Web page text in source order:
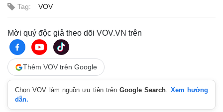
Cuộc sống đó đây
Tag: VOV
Mời quý độc giả theo dõi VOV.VN trên
Thêm VOV trên Google
Chọn VOV làm nguồn ưu tiên trênGoogle Search. Xem hướng
dẫn.